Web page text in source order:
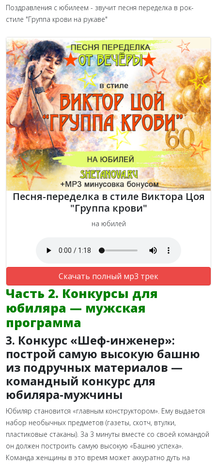
Поздравления с юбилеем - звучит песня переделка в рок-
стиле "Группа крови на рукаве"
Песня-переделка в стиле Виктора Цоя
"Группа крови"
на юбилей
Скачать полный мр3 трек
Часть 2. Конкурсы для
юбиляра — мужская
программа
3. Конкурс «Шеф-инженер»:
построй самую высокую башню
из подручных материалов —
командный конкурс для
юбиляра-мужчины
Юбиляр становится «главным конструктором». Ему выдается
набор необычных предметов (газеты, скотч, втулки,
пластиковые стаканы). За 3 минуты вместе со своей командой
он должен построить самую высокую «Башню успеха».
Команда женщины в это время может аккуратно дуть на